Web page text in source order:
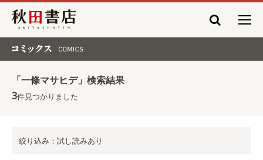
秋田書店
「一條マサヒデ」検索結果
3件見つかりました
絞り込み：試し読みあり